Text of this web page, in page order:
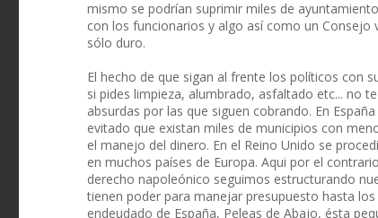
mismo se podrían suprimir miles de
con los funcionarios y algo así como un
sólo duro.
El hecho de que sigan al frente los políticos con
si pides limpieza, alumbrado, asfaltado etc... no
absurdas por las que siguen cobrando. En
evitado que existan miles de municipios con
el manejo del dinero. En el Reino Unido se
en muchos países de Europa. Aqui por el
derecho napoleónico seguimos estructurando
tienen poder para manejar presupuesto hasta
endeudado de España, Peleas de Abajo, ésta